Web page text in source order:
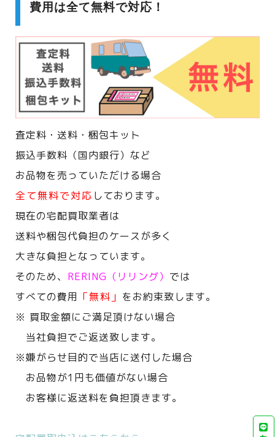
費用は全て無料で対応！
査定料・送料・梱包キット
振込手数料（国内銀行）など
お品物を売っていただける場合
全て無料で対応 しております。
現在の宅配買取業者は
送料や梱包代負担のケースが多く
大きな負担となっています。
そのため、 RERING（リリング） では
すべての費用 「無料」 をお約束致します。
※ 買取金額にご満足頂けない場合
当社負担でご返送致します。
※嫌がらせ目的で当店に送付した場合
お品物が1円も価値がない場合
お客様に返送料を負担頂きます。